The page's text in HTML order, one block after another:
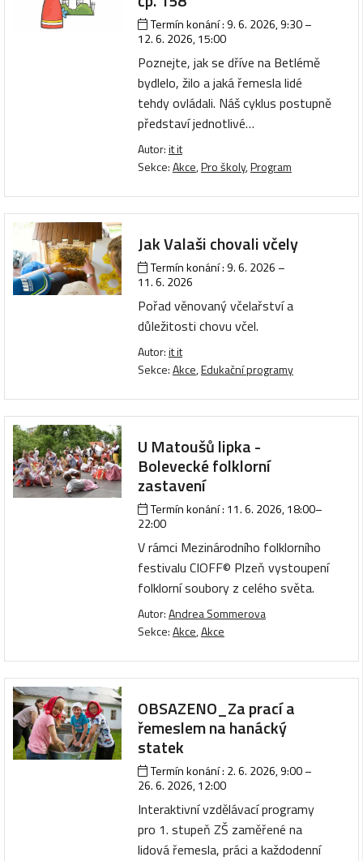
Termín konání : 9. 6. 2026, 9:30–
12. 6. 2026, 15:00
Poznejte, jak se dříve na Betlémě
bydlelo, žilo a jaká řemesla lidé
tehdy ovládali. Náš cyklus postupně
představí jednotlivé…
Autor:it it
Sekce:Akce,Pro školy,Program
Jak Valaši chovali včely
Termín konání : 9. 6. 2026 –
11. 6. 2026
Pořad věnovaný včelařství a
důležitosti chovu včel.
Autor:it it
Sekce:Akce,Edukační programy
U Matoušů lipka -
Bolevecké folklorní
zastavení
Termín konání : 11. 6. 2026, 18:00–
22:00
V rámci Mezinárodního folklorního
festivalu CIOFF© Plzeň vystoupení
folklorní soubory z celého světa.
Autor:Andrea Sommerova
Sekce:Akce,Akce
OBSAZENO_Za prací a
řemeslem na hanácký
statek
Termín konání : 2. 6. 2026, 9:00–
26. 6. 2026, 12:00
Interaktivní vzdělávací programy
pro 1. stupeň ZŠ zaměřené na
lidová řemesla, práci a každodenní